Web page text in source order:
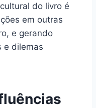
do livro é
em outras
e gerando
e dilemas